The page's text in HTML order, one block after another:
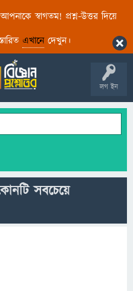
আপনাকে স্বাগতম! প্রশ্ন-উত্তর দিয়ে
এখানেদেখুন।
লগ ইন
সবচেয়ে